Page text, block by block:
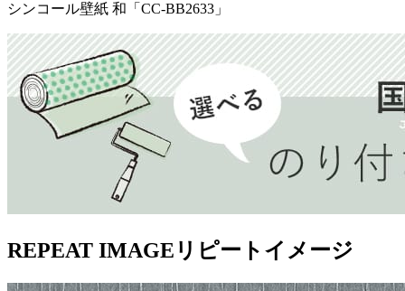
シンコール壁紙 和「CC-BB2633」
REPEAT IMAGE リピートイメージ